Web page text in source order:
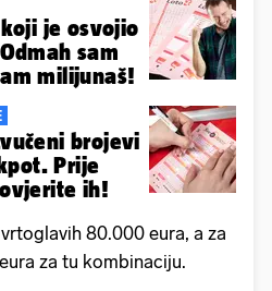
je osvojio
sam
milijunaš!
brojevi
Prije
ih!
80.000 eura, a za
za tu kombinaciju.